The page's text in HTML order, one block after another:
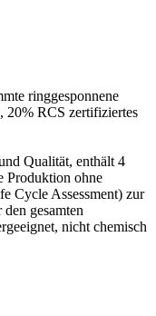
ringgesponnene
RCS zertifiziertes
Qualität, enthält 4
Produktion ohne
Cycle Assessment) zur
gesamten
nicht chemisch